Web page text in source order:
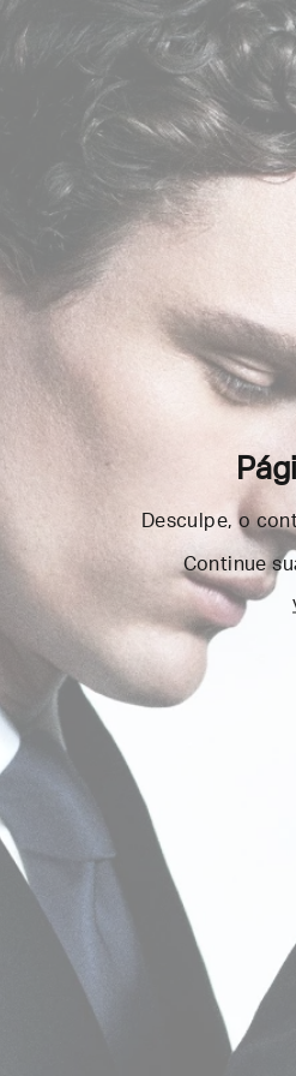
Desculpe, o
Continue